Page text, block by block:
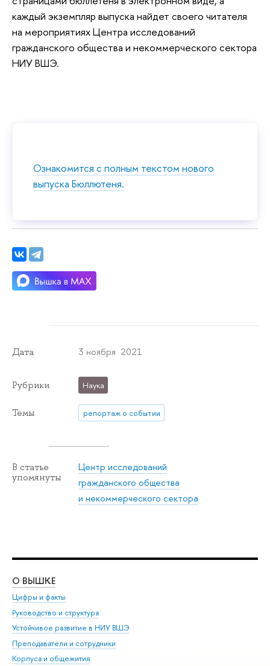
каждый экземпляр выпуска найдет своего читателя
на мероприятиях Центра исследований
гражданского общества и некоммерческого сектора
НИУ ВШЭ.
Ознакомится с полным текстом нового
выпуска Бюллютеня.
Дата 3 ноября 2021
Рубрики Наука
Темы репортаж о событии
В статье
упомянуты
Центр исследований
гражданского общества
и некоммерческого сектора
О ВЫШКЕ
Цифры и факты
Руководство и структура
Устойчивое развитие в НИУ ВШЭ
Преподаватели и сотрудники
Корпуса и общежития